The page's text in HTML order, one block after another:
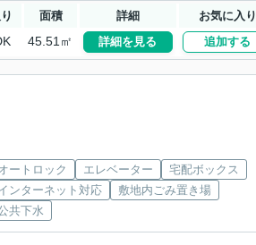
面積 詳細 お気に入り
45.51㎡ 詳細を見る 追加する
ートロック エレベーター
宅配ボックス
ンターネット対応
敷地内ごみ置き場
共下水